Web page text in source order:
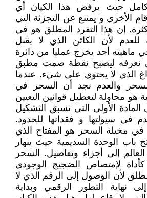
حيث يرفض هذا الكيان أي
الأخرى و يمتنع عن التجزئة التي
إن هذا التفرد المطلق هو في
للعدم لأن الكائن الذي لا يقبل
ماهيته أحد يخرج عمليا من دائرة
نعرفه ليصبح نقطة صمت مطبق
الذي لا يحتوي على شيء. عندما
السحر والعدم نجد أن السحر في
هو محاولة لتعطيل قوانين التعيين
المادة الأولى التي تسبق التشكيل
في سيولتها و فقدانها للحدود.
في مخيلة السحر هو المفتاح الذي
باب الوحدة السديمية حيث ينهار
إلى أجزاء وتفاصيل. السحر
لإمتصاص الضجيج الوجودي
لأن الوصول إلى الرقم الذي لا
نهاية التطور الرقمي وبداية